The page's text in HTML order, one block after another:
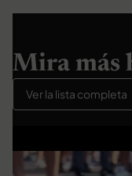
Mira más
Ver la lista completa